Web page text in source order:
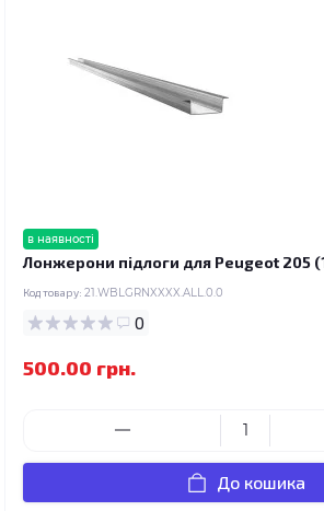
в наявності
Лонжерони підлоги для Peugeot 205
Код товару: 21.WBLGRNXXXX.ALL.0.0
0
500.00 грн.
До кошика